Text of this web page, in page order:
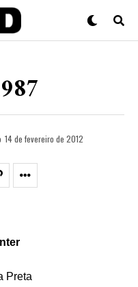
14 de fevereiro de 2012
Preta